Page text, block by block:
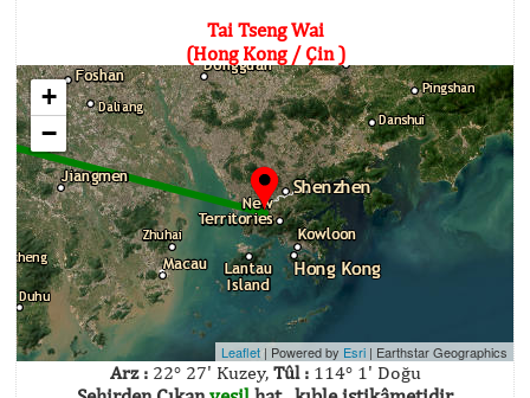
Tai Tseng Wai
(Hong Kong / Çin )
+
−
Leaflet | Powered by Esri | Earthstar Geographics
Arz :22° 27' Kuzey, Tûl :114° 1' Doğu